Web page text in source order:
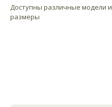
Доступны различные модели и
размеры